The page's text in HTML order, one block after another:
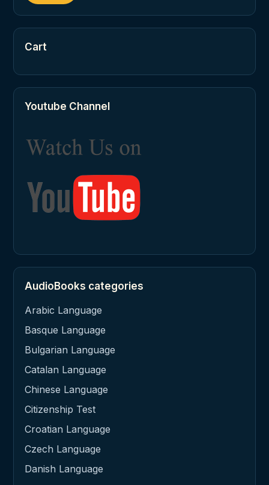
Cart
Youtube Channel
AudioBooks categories
Arabic Language
Basque Language
Bulgarian Language
Catalan Language
Chinese Language
Citizenship Test
Croatian Language
Czech Language
Danish Language